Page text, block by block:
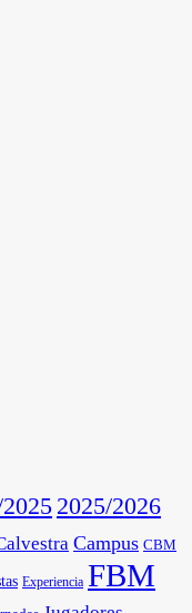
2025/2026
Campus CBM
Experiencia FBM